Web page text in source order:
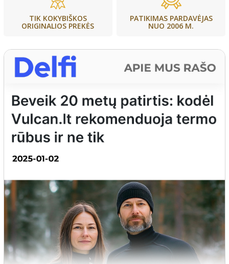
TIK KOKYBIŠKOS
ORIGINALIOS PREKĖS
PATIKIMAS PARDAVĖJAS
NUO 2006 M.